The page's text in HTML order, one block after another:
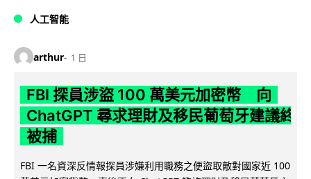
人工智能
arthur 1 日
FBI 探員涉盜 100 萬美元加密幣 向
ChatGPT 尋求理財及移民葡萄牙建議終
被捕
FBI 一名資深反情報探員涉嫌利用職務之便盜取敵對國家近 100